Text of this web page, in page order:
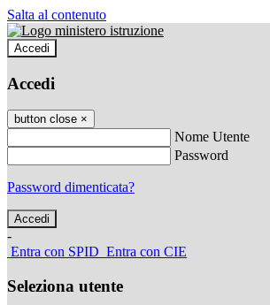
Salta al contenuto
Accedi
Accedi
button close ×
Nome Utente
Password
Password dimenticata?
-
Entra con SPID Entra con CIE
Seleziona utente